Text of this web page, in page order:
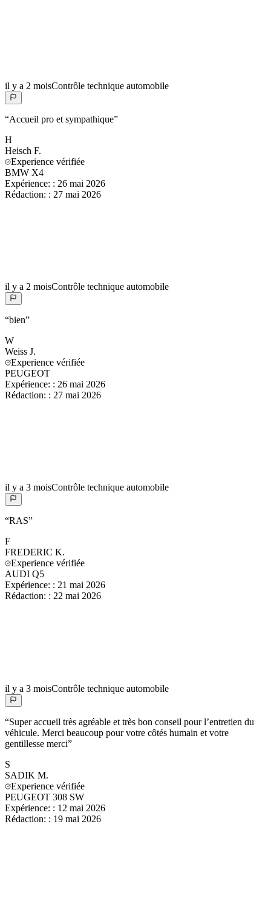
il y a 2 moisContrôle technique automobile
“Accueil pro et sympathique”
H
Heisch F.
Experience vérifiée
BMW X4
Expérience: : 26 mai 2026
Rédaction: : 27 mai 2026
il y a 2 moisContrôle technique automobile
“bien”
W
Weiss J.
Experience vérifiée
PEUGEOT
Expérience: : 26 mai 2026
Rédaction: : 27 mai 2026
il y a 3 moisContrôle technique automobile
“RAS”
F
FREDERIC K.
Experience vérifiée
AUDI Q5
Expérience: : 21 mai 2026
Rédaction: : 22 mai 2026
il y a 3 moisContrôle technique automobile
“Super accueil très agréable et très bon conseil pour l’entretien du
véhicule. Merci beaucoup pour votre côtés humain et votre
gentillesse merci”
S
SADIK M.
Experience vérifiée
PEUGEOT 308 SW
Expérience: : 12 mai 2026
Rédaction: : 19 mai 2026